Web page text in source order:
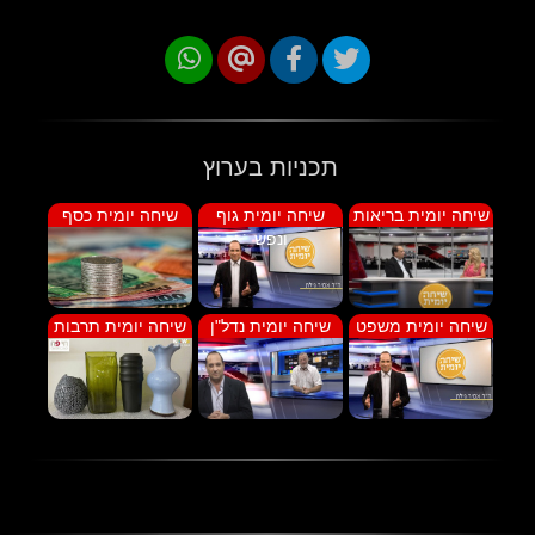
תכניות בערוץ
שיחה יומית בריאות
שיחה יומית גוף
ונפש
שיחה יומית כסף
שיחה יומית משפט שיחה יומית נדל"ן שיחה יומית תרבות